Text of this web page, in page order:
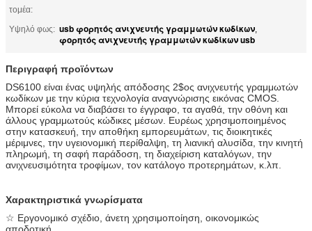
τομέα:
Υψηλό φως: usb φορητός ανιχνευτής γραμμωτών κωδίκων,
φορητός ανιχνευτής γραμμωτών κωδίκων usb
Περιγραφή προϊόντων
DS6100 είναι ένας υψηλής απόδοσης 2$ος ανιχνευτής γραμμωτών
κωδίκων με την κύρια τεχνολογία αναγνώρισης εικόνας CMOS.
Μπορεί εύκολα να διαβάσει το έγγραφο, τα αγαθά, την οθόνη και
άλλους γραμμωτούς κώδικες μέσων. Ευρέως χρησιμοποιημένος
στην κατασκευή, την αποθήκη εμπορευμάτων, τις διοικητικές
μέριμνες, την υγειονομική περίθαλψη, τη λιανική αλυσίδα, την κινητή
πληρωμή, τη σαφή παράδοση, τη διαχείριση καταλόγων, την
ανιχνευσιμότητα τροφίμων, τον κατάλογο προτερημάτων, κ.λπ.
Χαρακτηριστικά γνωρίσματα
☆ Εργονομικό σχέδιο, άνετη χρησιμοποίηση, οικονομικώς